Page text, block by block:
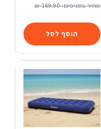
הוסף לסל
מחיר בסניפים:169.90 ₪